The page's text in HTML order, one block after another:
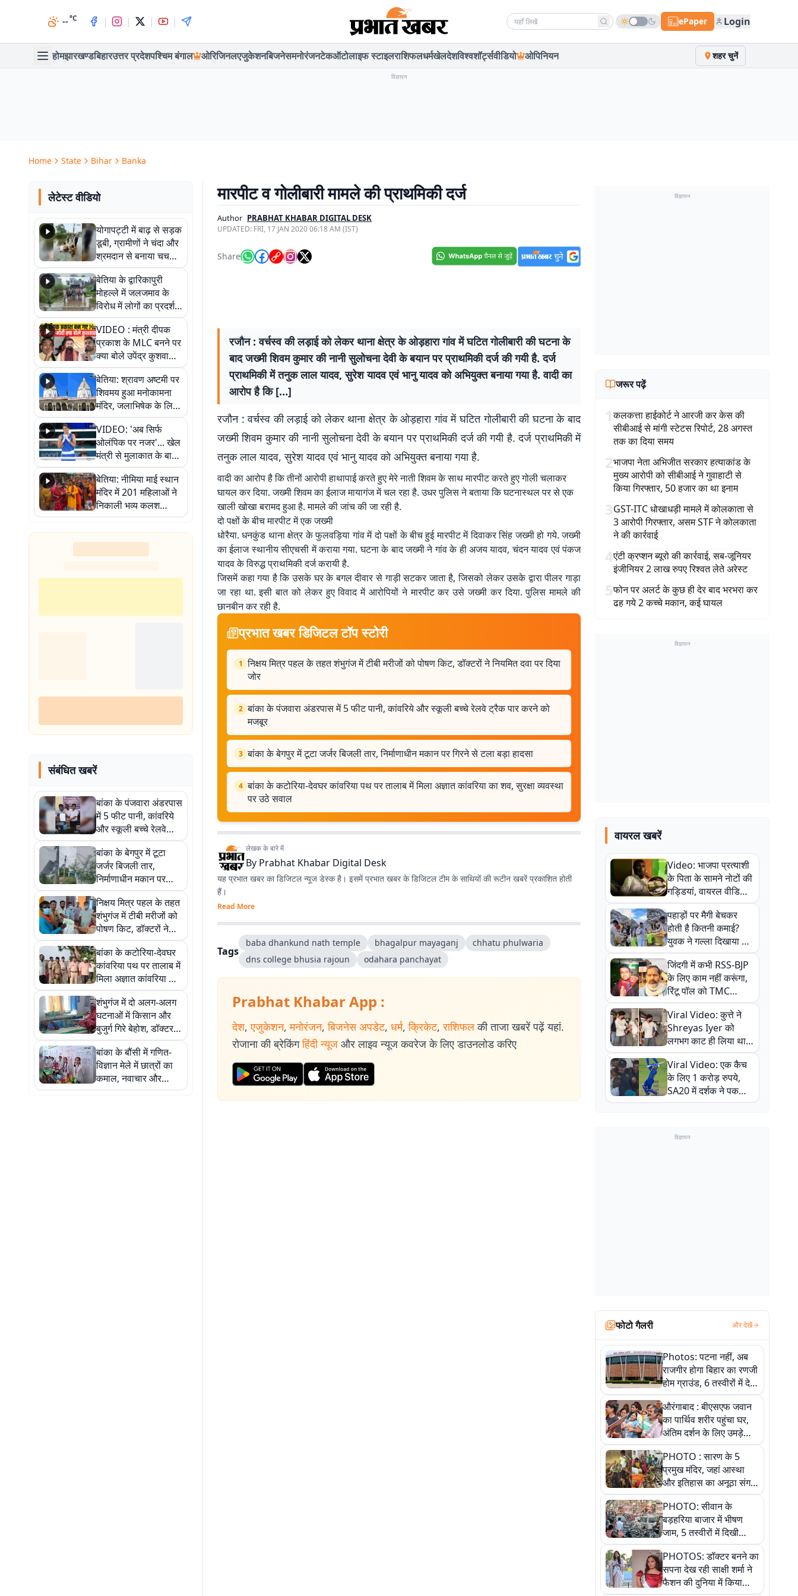
--°C | | | | Search news ePaper Login
होमझारखण्डबिहारउत्तर प्रदेशपश्चिम बंगाल ओरिजिनलएजुकेशनबिजनेसमनोरंजनटेकऑटोलाइफ स्टाइलराशिफलधर्मखेलदेशविश्वशॉर्ट्सवीडियो ओपिनियन शहर चुनें
विज्ञापन
Home State Bihar Banka
लेटेस्ट वीडियो
योगापट्टी में बाढ़ से सड़क
डूबी, ग्रामीणों ने चंदा और
श्रमदान से बनाया चचरी
पुल
बेतिया के द्वारिकापुरी
मोहल्ले में जलजमाव के
विरोध में लोगों का प्रदर्शन,
स्थायी समाधान की मांग
VIDEO : मंत्री दीपक
प्रकाश के MLC बनने पर
क्या बोले उपेंद्र कुशवाहा,
सुनिए
बेतिया: श्रावण अष्टमी पर
शिवमय हुआ मनोकामना
मंदिर, जलाभिषेक के लिए
लगी लंबी कतारें
VIDEO: 'अब सिर्फ
ओलंपिक पर नजर'... खेल
मंत्री से मुलाकात के बाद
जैसमीन लंबोरिया का बड़ा
बयान
बेतिया: नीमिया माई स्थान
मंदिर में 201 महिलाओं ने
निकाली भव्य कलश
शोभायात्रा, शिवलिंग
प्राण-प्रतिष्ठा महोत्सव
शुरू
संबंधित खबरें
बांका के पंजवारा अंडरपास
में 5 फीट पानी, कांवरिये
और स्कूली बच्चे रेलवे
ट्रैक पार करने को मजबूर
बांका के बेगपुर में टूटा
जर्जर बिजली तार,
निर्माणाधीन मकान पर
गिरने से टला बड़ा हादसा
निक्षय मित्र पहल के तहत
शंभुगंज में टीबी मरीजों को
पोषण किट, डॉक्टरों ने
नियमित दवा पर दिया जोर
बांका के कटोरिया-देवघर
कांवरिया पथ पर तालाब में
मिला अज्ञात कांवरिया का
शव, सुरक्षा व्यवस्था पर
उठे सवाल
शंभुगंज में दो अलग-अलग
घटनाओं में किसान और
बुजुर्ग गिरे बेहोश, डॉक्टर ने
बताई वजह
बांका के बौंसी में गणित-
विज्ञान मेले में छात्रों का
कमाल, नवाचार और
वैज्ञानिक सोच ने जीता
मारपीट व गोलीबारी मामले की प्राथमिकी दर्ज
Author PRABHAT KHABAR DIGITAL DESK
UPDATED: FRI, 17 JAN 2020 06:18 AM (IST)
Share
रजौन : वर्चस्व की लड़ाई को लेकर थाना क्षेत्र के ओड़हारा गांव में घटित गोलीबारी की घटना के
बाद जख्मी शिवम कुमार की नानी सुलोचना देवी के बयान पर प्राथमिकी दर्ज की गयी है. दर्ज
प्राथमिकी में तनुक लाल यादव, सुरेश यादव एवं भानु यादव को अभियुक्त बनाया गया है. वादी का
आरोप है कि […]
रजौन : वर्चस्व की लड़ाई को लेकर थाना क्षेत्र के ओड़हारा गांव में घटित गोलीबारी की घटना के बाद
जख्मी शिवम कुमार की नानी सुलोचना देवी के बयान पर प्राथमिकी दर्ज की गयी है. दर्ज प्राथमिकी में
तनुक लाल यादव, सुरेश यादव एवं भानु यादव को अभियुक्त बनाया गया है.
वादी का आरोप है कि तीनों आरोपी हाथापाई करते हुए मेरे नाती शिवम के साथ मारपीट करते हुए गोली चलाकर
घायल कर दिया. जख्मी शिवम का ईलाज मायागंज में चल रहा है. उधर पुलिस ने बताया कि घटनास्थल पर से एक
खाली खोखा बरामद हुआ है. मामले की जांच की जा रही है.
दो पक्षों के बीच मारपीट में एक जख्मी
धोरैया. धनकुंड थाना क्षेत्र के फुलवड़िया गांव में दो पक्षों के बीच हुई मारपीट में दिवाकर सिंह जख्मी हो गये. जख्मी
का ईलाज स्थानीय सीएचसी में कराया गया. घटना के बाद जख्मी ने गांव के ही अजय यादव, चंदन यादव एवं पंकज
यादव के विरुद्ध प्राथमिकी दर्ज करायी है.
जिसमें कहा गया है कि उसके घर के बगल दीवार से गाड़ी सटकर जाता है, जिसको लेकर उसके द्वारा पीलर गाड़ा
जा रहा था. इसी बात को लेकर हुए विवाद में आरोपियों ने मारपीट कर उसे जख्मी कर दिया. पुलिस मामले की
छानबीन कर रही है.
प्रभात खबर डिजिटल टॉप स्टोरी
1 निक्षय मित्र पहल के तहत शंभुगंज में टीबी मरीजों को पोषण किट, डॉक्टरों ने नियमित दवा पर दिया
जोर
2 बांका के पंजवारा अंडरपास में 5 फीट पानी, कांवरिये और स्कूली बच्चे रेलवे ट्रैक पार करने को
मजबूर
3 बांका के बेगपुर में टूटा जर्जर बिजली तार, निर्माणाधीन मकान पर गिरने से टला बड़ा हादसा
4 बांका के कटोरिया-देवघर कांवरिया पथ पर तालाब में मिला अज्ञात कांवरिया का शव, सुरक्षा व्यवस्था
पर उठे सवाल
लेखक के बारे में
By Prabhat Khabar Digital Desk
यह प्रभात खबर का डिजिटल न्यूज डेस्क है। इसमें प्रभात खबर के डिजिटल टीम के साथियों की रूटीन खबरें प्रकाशित होती
हैं।
Read More
Tags
baba dhankund nath temple bhagalpur mayaganj
chhatu phulwaria
dns college bhusia rajoun
odahara panchayat
Prabhat Khabar App :
देश, एजुकेशन, मनोरंजन, बिजनेस अपडेट, धर्म, क्रिकेट, राशिफल की ताजा खबरें पढ़ें यहां.
रोजाना की ब्रेकिंग हिंदी न्यूज और लाइव न्यूज कवरेज के लिए डाउनलोड करिए
विज्ञापन
जरूर पढ़ें
1कलकत्ता हाईकोर्ट ने आरजी कर केस की
सीबीआई से मांगी स्टेटस रिपोर्ट, 28 अगस्त
तक का दिया समय
2भाजपा नेता अभिजीत सरकार हत्याकांड के
मुख्य आरोपी को सीबीआई ने गुवाहाटी से
किया गिरफ्तार, 50 हजार का था इनाम
3GST-ITC धोखाधड़ी मामले में कोलकाता से
3 आरोपी गिरफ्तार, असम STF ने कोलकाता
ने की कार्रवाई
4एंटी क्रप्शन ब्यूरो की कार्रवाई, सब-जूनियर
इंजीनियर 2 लाख रुपए रिश्वत लेते अरेस्ट
5फोन पर अलर्ट के कुछ ही देर बाद भरभरा कर
ढह गये 2 कच्चे मकान, कई घायल
विज्ञापन
वायरल खबरें
Video: भाजपा प्रत्याशी
के पिता के सामने नोटों की
गड्डियां, वायरल वीडियो
से राजनीति में उबाल,
अजित महतो बोले- TMC
की गंदी चाल
पहाड़ों पर मैगी बेचकर
होती है कितनी कमाई?
युवक ने गल्ला दिखाया तो
नौकरी वालों के खड़े हो गए
कान
जिंदगी में कभी RSS-BJP
के लिए काम नहीं करूंगा,
रिंटू पॉल को TMC
ऑफिस में ले जाकर पीटा,
Video वायरल
Viral Video: कुत्ते ने
Shreyas Iyer को
लगभग काट ही लिया था,
न्यूजीलैंड सीरीज से पहले
बाल-बाल बचे
Viral Video: एक कैच
के लिए 1 करोड़ रुपये,
SA20 में दर्शक ने पकड़ा
एक हाथ से गजब का कैच
विज्ञापन
फोटो गैलरी और देखें
Photos: पटना नहीं, अब
राजगीर होगा बिहार का रणजी
होम ग्राउंड, 6 तस्वीरों में देखें
नए स्टेडियम की पूरी कहानी
औरंगाबाद : बीएसएफ जवान
का पार्थिव शरीर पहुंचा घर,
अंतिम दर्शन के लिए उमड़े
लोग
PHOTO : सारण के 5
प्रमुख मंदिर, जहां आस्था
और इतिहास का अनूठा संगम,
तस्वीरों में जानिए
PHOTO: सीवान के
बड़हरिया बाजार में भीषण
जाम, 5 तस्वीरों में दिखी
अव्यवस्था
PHOTOS: डॉक्टर बनने का
सपना देख रही साक्षी शर्मा ने
फैशन की दुनिया में किया